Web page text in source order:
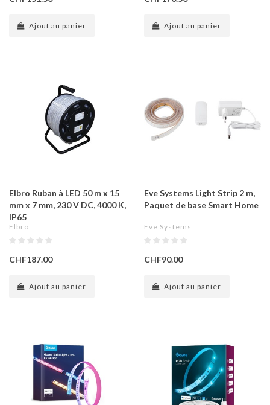
Ajout au panier Ajout au panier
Elbro Ruban à LED 50 m x 15
mm x 7 mm, 230 V DC, 4000 K,
IP65
Elbro
CHF187.00
Ajout au panier
Eve Systems Light Strip 2 m,
Paquet de base Smart Home
Eve Systems
CHF90.00
Ajout au panier